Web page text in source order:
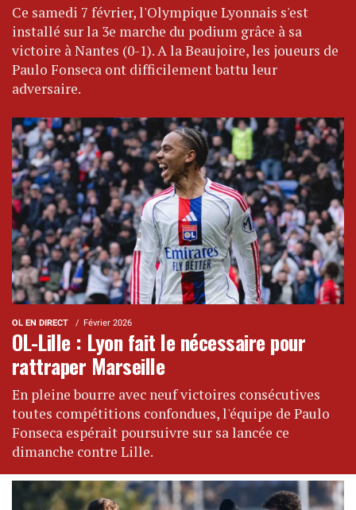
Ce samedi 7 février, l'Olympique Lyonnais s'est
installé sur la 3e marche du podium grâce à sa
victoire à Nantes (0-1). A la Beaujoire, les joueurs de
Paulo Fonseca ont difficilement battu leur
adversaire.
OL EN DIRECT Février 2026
OL-Lille : Lyon fait le nécessaire pour
rattraper Marseille
En pleine bourre avec neuf victoires consécutives
toutes compétitions confondues, l'équipe de Paulo
Fonseca espérait poursuivre sur sa lancée ce
dimanche contre Lille.